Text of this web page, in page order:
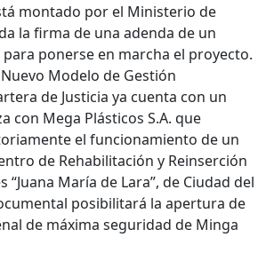
montado por el Ministerio de
la firma de una adenda de un
ponerse en marcha el proyecto.
Modelo de Gestión
de Justicia ya cuenta con un
con Mega Plásticos S.A. que
el funcionamiento de un
de Rehabilitación y Reinserción
“Juana María de Lara”, de Ciudad del
posibilitará la apertura de
de máxima seguridad de Minga